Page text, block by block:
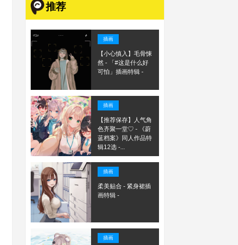
推荐
插画
【小心慎入】毛骨悚
然 - 「#这是什么好
可怕」插画特辑 -
插画
【推荐保存】人气角
色齐聚一堂♡ - 《蔚
蓝档案》同人作品特
辑12选 -...
插画
柔美贴合 - 紧身裙插
画特辑 -
插画